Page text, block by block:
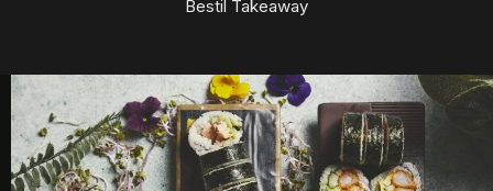
Bestil Takeaway